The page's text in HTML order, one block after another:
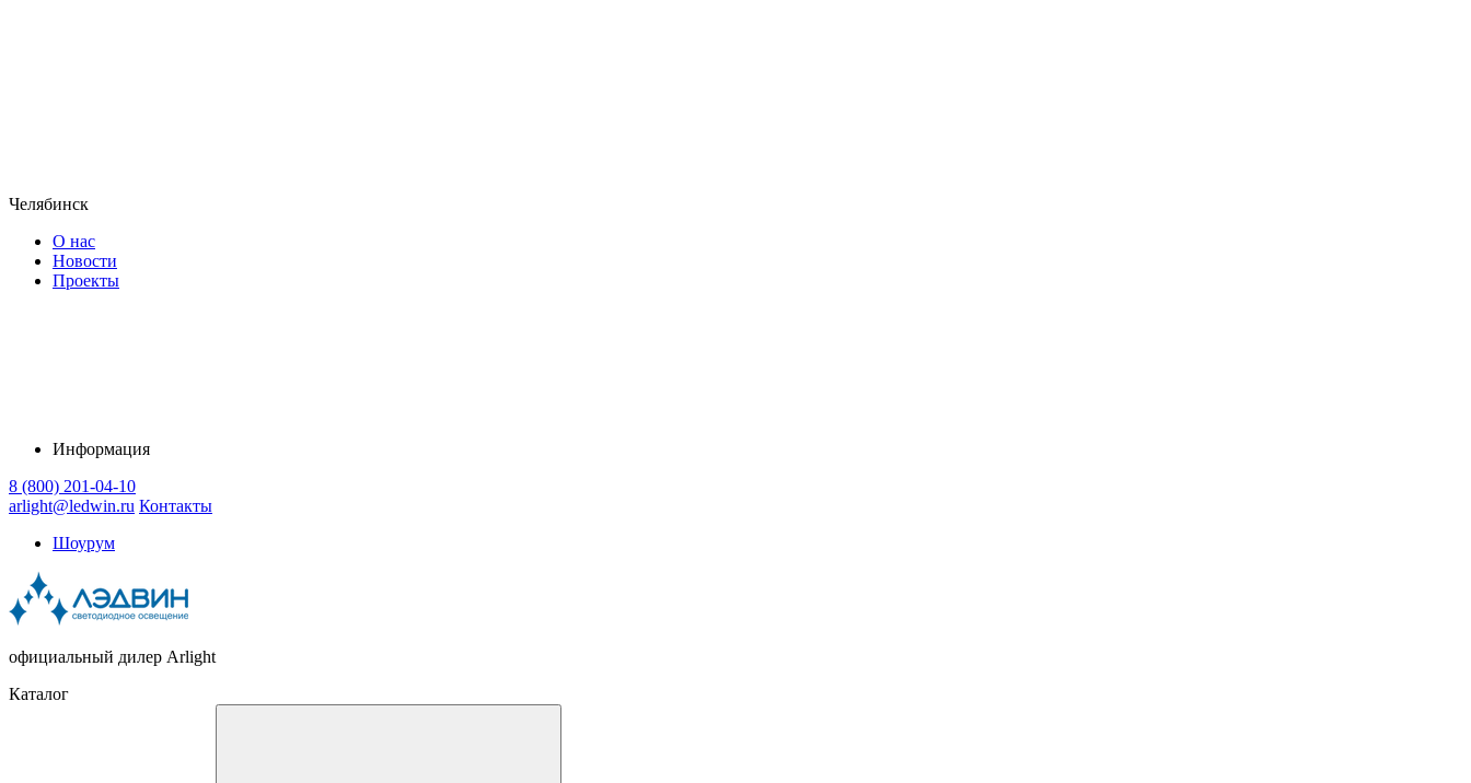
Челябинск
О нас
Новости
Проекты
Информация
8 (800) 201-04-10
arlight@ledwin.ru Контакты
Шоурум
официальный дилер Arlight
Каталог